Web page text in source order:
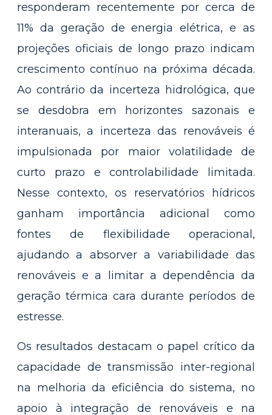
responderam recentemente por cerca de
11% da geração de energia elétrica, e as
projeções oficiais de longo prazo indicam
crescimento contínuo na próxima década.
Ao contrário da incerteza hidrológica, que
se desdobra em horizontes sazonais e
interanuais, a incerteza das renováveis é
impulsionada por maior volatilidade de
curto prazo e controlabilidade limitada.
Nesse contexto, os reservatórios hídricos
ganham importância adicional como
fontes de flexibilidade operacional,
ajudando a absorver a variabilidade das
renováveis e a limitar a dependência da
geração térmica cara durante períodos de
estresse.
Os resultados destacam o papel crítico da
capacidade de transmissão inter-regional
na melhoria da eficiência do sistema, no
apoio à integração de renováveis e na